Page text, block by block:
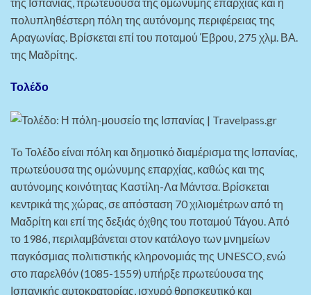
πολυπληθέστερη πόλη της αυτόνομης περιφέρειας της
Αραγωνίας. Βρίσκεται επί του ποταμού Έβρου, 275 χλμ. ΒΑ.
της Μαδρίτης.
Τολέδο
To Τολέδο είναι πόλη και δημοτικό διαμέρισμα της Ισπανίας,
πρωτεύουσα της ομώνυμης επαρχίας, καθώς και της
αυτόνομης κοινότητας Καστίλη-Λα Μάντσα. Βρίσκεται
κεντρικά της χώρας, σε απόσταση 70 χιλιομέτρων από τη
Μαδρίτη και επί της δεξιάς όχθης του ποταμού Τάγου. Από
το 1986, περιλαμβάνεται στον κατάλογο των μνημείων
παγκόσμιας πολιτιστικής κληρονομιάς της UNESCO, ενώ
στο παρελθόν (1085-1559) υπήρξε πρωτεύουσα της
Ισπανικής αυτοκρατορίας, ισχυρό θρησκευτικό και